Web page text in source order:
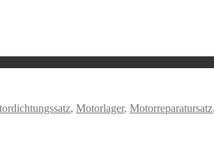
, Motorlager, Motorreparatursatz,